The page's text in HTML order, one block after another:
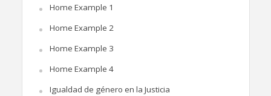
Home Example 1
Home Example 2
Home Example 3
Home Example 4
Igualdad de género en la Justicia